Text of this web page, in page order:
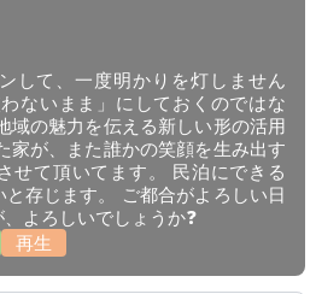
して、一度明かりを灯しません
ないまま」にしておくのではな
域の魅力を伝える新しい形の活用
家が、また誰かの笑顔を生み出す
せて頂いてます。 民泊にできる
存じます。 ご都合がよろしい日
よろしいでしょうか❓
再生